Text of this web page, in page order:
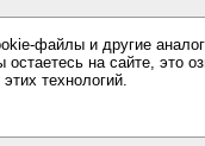
файлы и другие
на сайте, это
технологий.